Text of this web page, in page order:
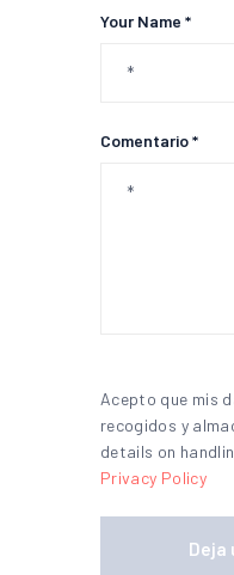
Your Name *
Comentario *
Acepto que mis
recogidos y
details on
Privacy Policy